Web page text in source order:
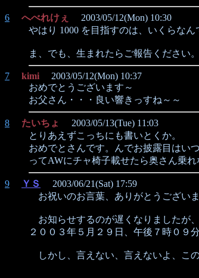
6 へべれけぇ
2003/05/12(Mon) 10:30
やはり 1000 を目指すのは、いくらな
ま、でも、生まれたらご報告ください
7 kimi 2003/05/12(Mon) 10:37
おめでとうございます～
お父さん・・・良い響きっすね～～
8 たいちょ
2003/05/13(Tue) 11:03
とりあえずこっちにも書いとくか。
おめでとさんです。んでお披露目はい
ってAWにチャ椅子載せたら奥さん乗れ
9 ＹＳ
2003/06/21(Sat) 17:59
お祝いのお言葉、ありがとうございま
お知らせするのが遅くなりましたが
２００３年５月２９日、午後７時０９
しかし、言えない、言えないよ、こ